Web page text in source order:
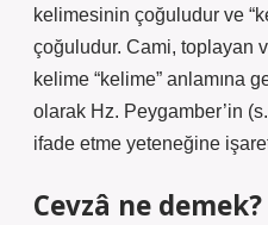
kelimesinin çoğuludur ve
çoğuludur. Cami, toplayan
kelime “kelime” anlamına
olarak Hz. Peygamber’in
ifade etme yeteneğine
Cevzâ ne demek?